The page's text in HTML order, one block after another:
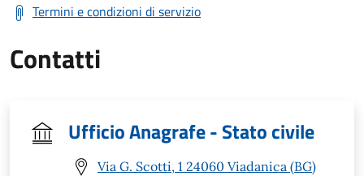
Termini e condizioni di servizio
Contatti
Ufficio Anagrafe - Stato civile
Via G. Scotti, 1 24060 Viadanica (BG)